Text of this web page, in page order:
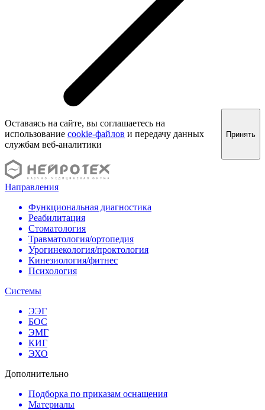
Оставаясь на сайте, вы соглашаетесь на
использование cookie-файлов и передачу данных
службам веб-аналитики
Принять
Направления
Функциональная диагностика
Реабилитация
Стоматология
Травматология/ортопедия
Урогинекология/проктология
Кинезиология/фитнес
Психология
Системы
ЭЭГ
БОС
ЭМГ
КИГ
ЭХО
Дополнительно
Подборка по приказам оснащения
Материалы